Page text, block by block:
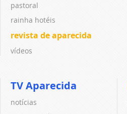
pastoral
rainha hotéis
revista de aparecida
vídeos
TV Aparecida
notícias